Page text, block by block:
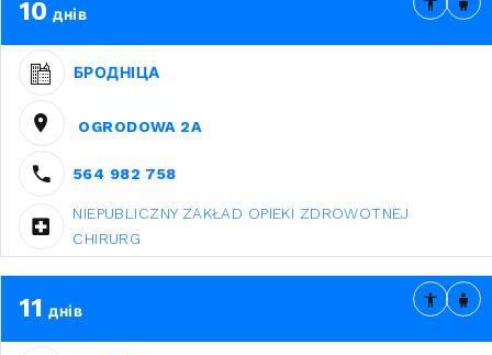
10 днів
БРОДНІЦА
OGRODOWA 2A
564 982 758
NIEPUBLICZNY ZAKŁAD OPIEKI ZDROWOTNEJ
CHIRURG
11 днів